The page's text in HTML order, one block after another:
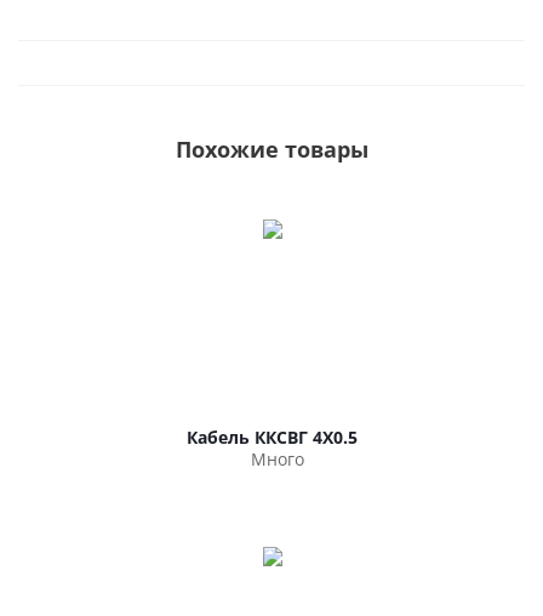
Похожие товары
Кабель ККСВГ 4Х0.5
Много